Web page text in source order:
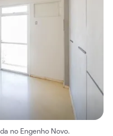
no Engenho Novo.